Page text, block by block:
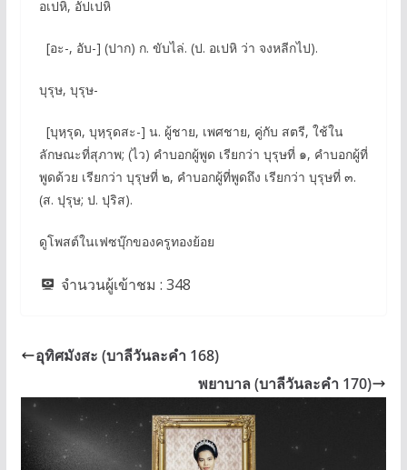
อเปหิ, อัปเปหิ
[อะ-, อับ-] (ปาก) ก. ขับไล่. (ป. อเปหิ ว่า จงหลีกไป).
บุรุษ, บุรุษ-
[บุหฺรุด, บุหฺรุดสะ-] น. ผู้ชาย, เพศชาย, คู่กับ สตรี, ใช้ใน
ลักษณะที่สุภาพ; (ไว) คําบอกผู้พูด เรียกว่า บุรุษที่ ๑, คําบอกผู้ที่
พูดด้วย เรียกว่า บุรุษที่ ๒, คําบอกผู้ที่พูดถึง เรียกว่า บุรุษที่ ๓.
(ส. ปุรุษ; ป. ปุริส).
ดูโพสต์ในเฟซบุ๊กของครูทองย้อย
จำนวนผู้เข้าชม : 348
อุทิศมังสะ (บาลีวันละคำ 168)
พยาบาล (บาลีวันละคำ 170)